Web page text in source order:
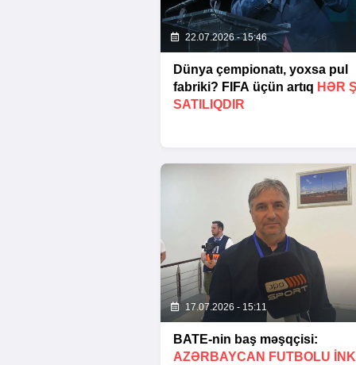
22.07.2026 - 15:46
Dünya çempionatı, yoxsa pul
fabriki? FIFA üçün artıq HƏR
SATILIQDIR
17.07.2026 - 15:11
BATE-nin baş məşqçisi:
AZƏRBAYCAN FUTBOLU